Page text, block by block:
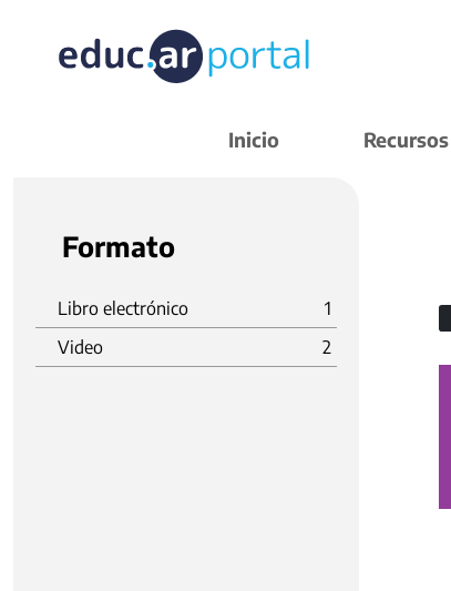
Inicio Recursos
Formato
Libro electrónico
1
Video
2